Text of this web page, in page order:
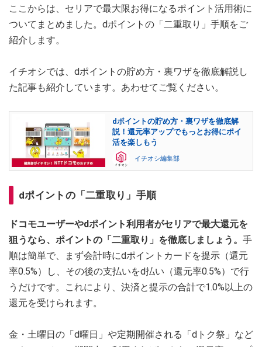
ここからは、セリアで最大限お得になるポイント活用術に
ついてまとめました。dポイントの「二重取り」手順をご
紹介します。
イチオシでは、dポイントの貯め方・裏ワザを徹底解説し
た記事も紹介しています。あわせてご覧ください。
dポイントの貯め方・裏ワザを徹底解
説！還元率アップでもっとお得にポイ
活を楽しもう
イチオシ編集部
dポイントの「二重取り」手順
ドコモユーザーやdポイント利用者がセリアで最大還元を
狙うなら、ポイントの「二重取り」を徹底しましょう。 手
順は簡単で、まず会計時にdポイントカードを提示（還元
率0.5%）し、その後の支払いをd払い（還元率0.5%）で行
うだけです。これにより、決済と提示の合計で1.0%以上の
還元を受けられます。
金・土曜日の「d曜日」や定期開催される「dトク祭」など